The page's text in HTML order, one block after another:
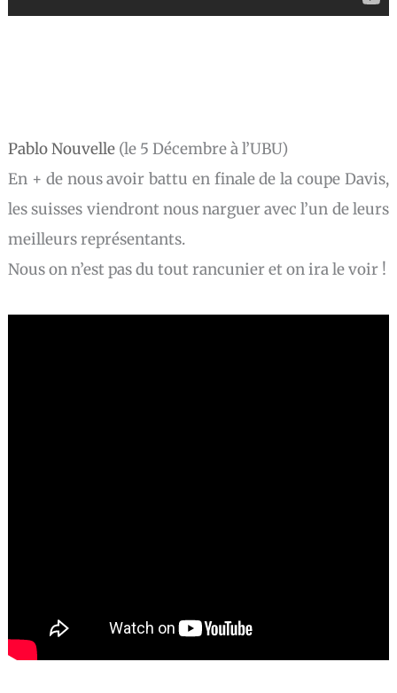
Pablo Nouvelle (le 5 Décembre à l’UBU)
En + de nous avoir battu en finale de la coupe Davis,
les suisses viendront nous narguer avec l’un de leurs
meilleurs représentants.
Nous on n’est pas du tout rancunier et on ira le voir !